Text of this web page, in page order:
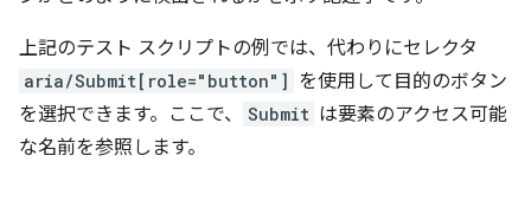
上記のテスト スクリプトの例では、代わりにセレクタ
aria/Submit[role="button"] を使用して目的のボタン
を選択できます。ここで、
Submit は要素のアクセス可能
な名前を参照します。